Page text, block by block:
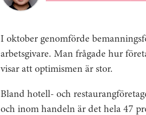
I oktober genomförde
arbetsgivare. Man frågade hur
visar att optimismen är stor.
Bland hotell- och
och inom handeln är det hela 47